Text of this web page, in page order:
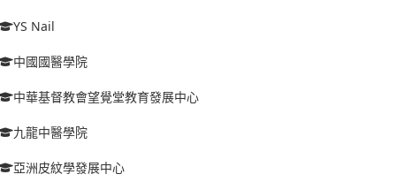
YS Nail
中國國醫學院
中華基督教會望覺堂教育發展中心
九龍中醫學院
亞洲皮紋學發展中心